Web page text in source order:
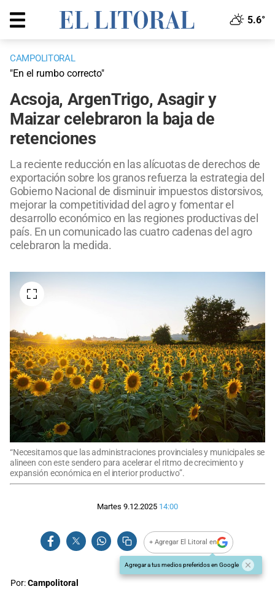
5.6°
CAMPOLITORAL
"En el rumbo correcto"
Acsoja, ArgenTrigo, Asagir y
Maizar celebraron la baja de
retenciones
La reciente reducción en las alícuotas de derechos de
exportación sobre los granos refuerza la estrategia del
Gobierno Nacional de disminuir impuestos distorsivos,
mejorar la competitividad del agro y fomentar el
desarrollo económico en las regiones productivas del
país. En un comunicado las cuatro cadenas del agro
celebraron la medida.
“Necesitamos que las administraciones provinciales y municipales se
alineen con este sendero para acelerar el ritmo de crecimiento y
expansión económica en el interior productivo”.
Martes 9.12.2025 14:00
+ Agregar El Litoral en
Agregar a tus medios preferidos en Google
Por:Campolitoral